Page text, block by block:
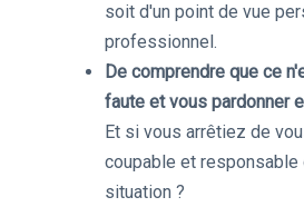
soit d'un point de vue
professionnel.
De comprendre que ce
faute et vous pardonner
Et si vous arrêtiez de
coupable et responsable
situation ?